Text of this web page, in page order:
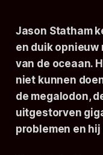
Jason Statham
en duik
van de oceaan.
niet kunnen
de megalodon,
uitgestorven
problemen en